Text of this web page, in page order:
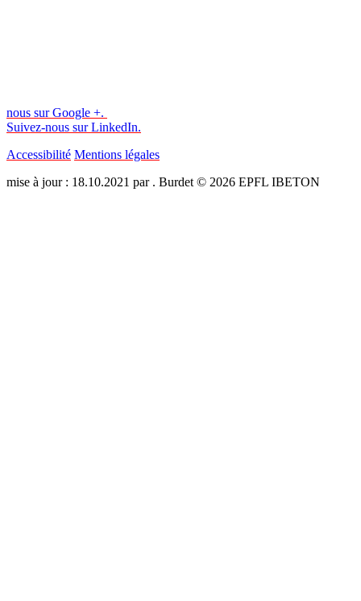
nous sur Google +.
Suivez-nous sur LinkedIn.
Accessibilité Mentions légales
mise à jour : 18.10.2021 par . Burdet © 2026 EPFL IBETON